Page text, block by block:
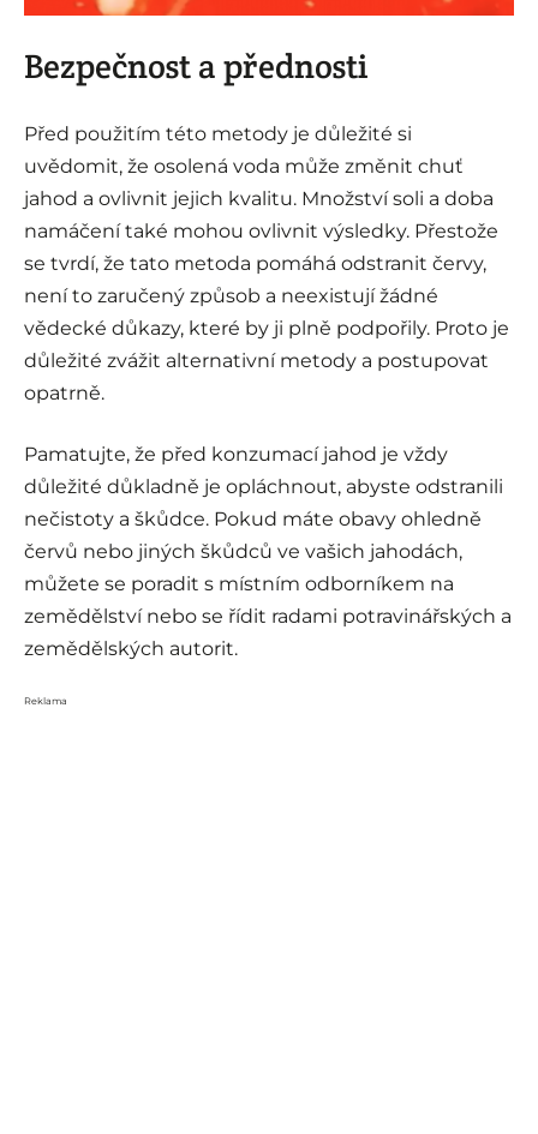
Bezpečnost a přednosti
Před použitím této metody je důležité si
uvědomit, že osolená voda může změnit chuť
jahod a ovlivnit jejich kvalitu. Množství soli a doba
namáčení také mohou ovlivnit výsledky. Přestože
se tvrdí, že tato metoda pomáhá odstranit červy,
není to zaručený způsob a neexistují žádné
vědecké důkazy, které by ji plně podpořily. Proto je
důležité zvážit alternativní metody a postupovat
opatrně.
Pamatujte, že před konzumací jahod je vždy
důležité důkladně je opláchnout, abyste odstranili
nečistoty a škůdce. Pokud máte obavy ohledně
červů nebo jiných škůdců ve vašich jahodách,
můžete se poradit s místním odborníkem na
zemědělství nebo se řídit radami potravinářských a
zemědělských autorit.
Reklama